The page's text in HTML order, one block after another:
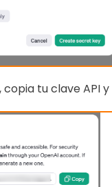
tu clave API